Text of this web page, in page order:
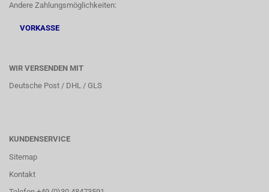
Andere Zahlungsmöglichkeiten:
VORKASSE
WIR VERSENDEN MIT
Deutsche Post / DHL / GLS
KUNDENSERVICE
Sitemap
Kontakt